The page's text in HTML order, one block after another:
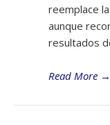
reemplace
aunque
resultados
Read More →